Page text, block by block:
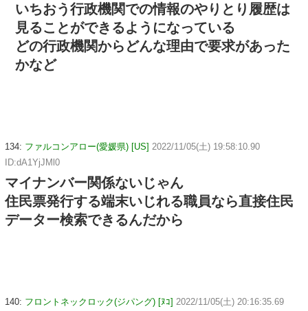
いちおう行政機関での情報のやりとり履歴は
見ることができるようになっている
どの行政機関からどんな理由で要求があった
かなど
134: ファルコンアロー(愛媛県) [US] 2022/11/05(土) 19:58:10.90
ID:dA1YjJMl0
マイナンバー関係ないじゃん
住民票発行する端末いじれる職員なら直接住民
データー検索できるんだから
140: フロントネックロック(ジパング) [ﾇｺ] 2022/11/05(土) 20:16:35.69